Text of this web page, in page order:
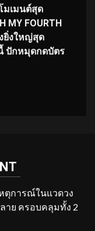
มเมนต์สุด
MY FOURTH
ยิ่งใหญ่สุด
ปักหมุดกดบัตร
ตุการณ์ในแวดวง
าย ครอบคลุมทั้ง 2